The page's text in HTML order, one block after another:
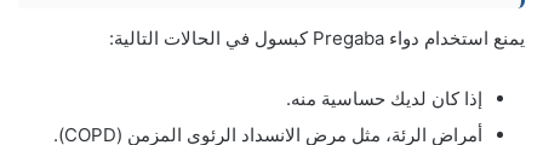
يمنع استخدام دواء Pregaba كبسول في الحالات التالية:
إذا كان لديك حساسية منه.
أمراض الرئة، مثل مرض الانسداد الرئوي المزمن (COPD).